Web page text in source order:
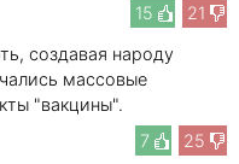
15
21
создавая народу
массовые
"вакцины".
7
25